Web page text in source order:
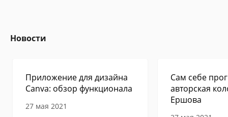
Новости
Приложение для дизайна
Canva: обзор функционала
27 мая 2021
Сам себе
авторская
Ершова